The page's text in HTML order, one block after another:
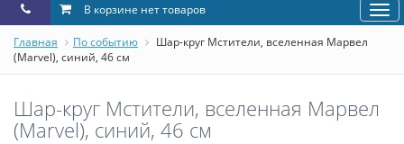
В корзине нет товаров
Главная По событию
Шар-круг Мстители, вселенная Марвел
(Marvel), синий, 46 см
Шар-круг Мстители, вселенная Марвел
(Marvel), синий, 46 см